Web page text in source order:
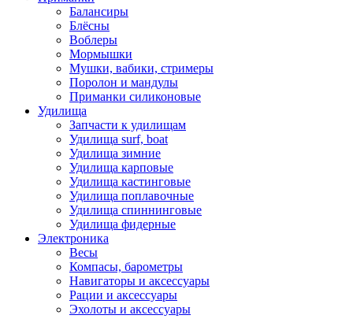
Балансиры
Блёсны
Воблеры
Мормышки
Мушки, вабики, стримеры
Поролон и мандулы
Приманки силиконовые
Удилища
Запчасти к удилищам
Удилища surf, boat
Удилища зимние
Удилища карповые
Удилища кастинговые
Удилища поплавочные
Удилища спиннинговые
Удилища фидерные
Электроника
Весы
Компасы, барометры
Навигаторы и аксессуары
Рации и аксессуары
Эхолоты и аксессуары